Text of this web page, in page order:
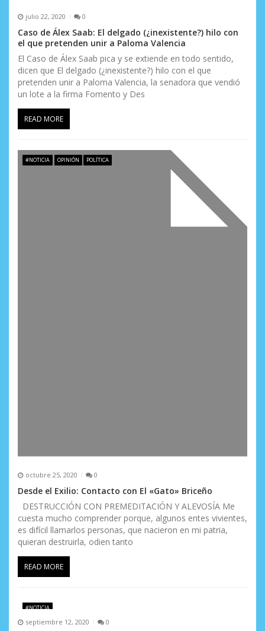
julio 22, 2020 0
Caso de Álex Saab: El delgado (¿inexistente?) hilo con
el que pretenden unir a Paloma Valencia
El Caso de Álex Saab pica y se extiende en todo sentido,
dicen que El delgado (¿inexistente?) hilo con el que
pretenden unir a Paloma Valencia, la senadora que vendió
un lote a la firma Fomento y Des
READ MORE
#NOTICIA OPINIÓN POLÍTICA
octubre 25, 2020 0
Desde el Exilio: Contacto con El «Gato» Briceño
DESTRUCCIÓN CON PREMEDITACIÓN Y ALEVOSÍA Me
cuesta mucho comprender porque, algunos entes vivientes,
es difícil llamarlos personas, que nacieron en mi patria,
quieran destruirla, odien tanto
READ MORE
#NOTICIA
septiembre 12, 2020 0